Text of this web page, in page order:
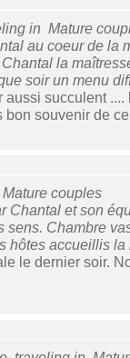
in Mature
au coeur de la
la
soir un menu
succulent
bon souvenir de
couples
Chantal et son
Chambre
hôtes accueillis la
le dernier soir.